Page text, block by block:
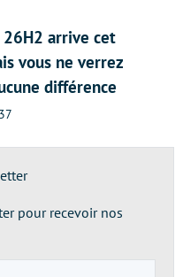
arrive cet
vous ne verrez
différence
pour recevoir nos